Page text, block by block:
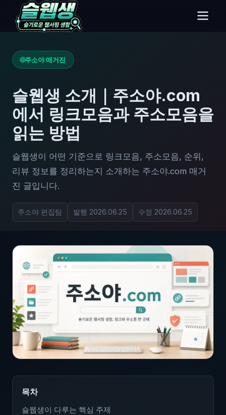
주소야 매거진
슬웹생 소개｜주소야.com
에서 링크모음과 주소모음을
읽는 방법
슬웹생이 어떤 기준으로 링크모음, 주소모음, 순위,
리뷰 정보를 정리하는지 소개하는 주소야.com 매거
진 글입니다.
주소야 편집팀 발행 2026.06.25 수정 2026.06.25
목차
슬웹생이 다루는 핵심 주제